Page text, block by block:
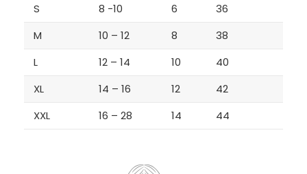
S
8 -10 6
36
M
10 – 12 8
38
L
12 – 14 10
40
XL
14 – 16 12
42
XXL
16 – 28 14 44